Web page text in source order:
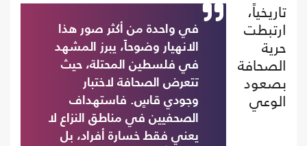
في واحدة من أكثر صور هذا
الانهيار وضوحاً، يبرز المشهد
في فلسطين المحتلة، حيث
تتعرض الصحافة لاختبار
وجودي قاسٍ. فاستهداف
الصحفيين في مناطق النزاع لا
يعني فقط خسارة أفراد، بل
تاريخياً،
ارتبطت
حرية
الصحافة
بصعود
الوعي